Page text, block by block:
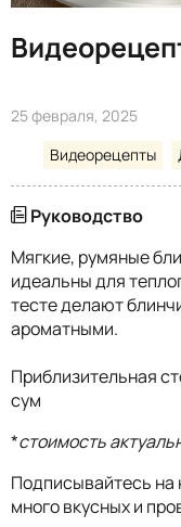
25 февраля, 2025
Видеорецепты
Руководство
Мягкие, румяные
идеальны для
тесте делают
ароматными.
Приблизительная
сум
*стоимость
Подписывайтесь на
много вкусных и